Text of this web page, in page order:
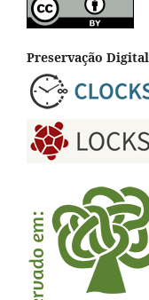
Preservação Digital